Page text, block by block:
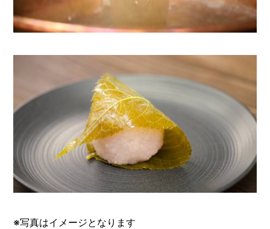
※写真はイメージとなります